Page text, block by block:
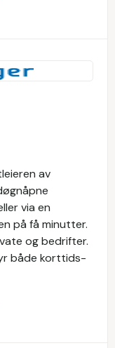
av
via en
på få minutter.
og bedrifter.
både korttids-